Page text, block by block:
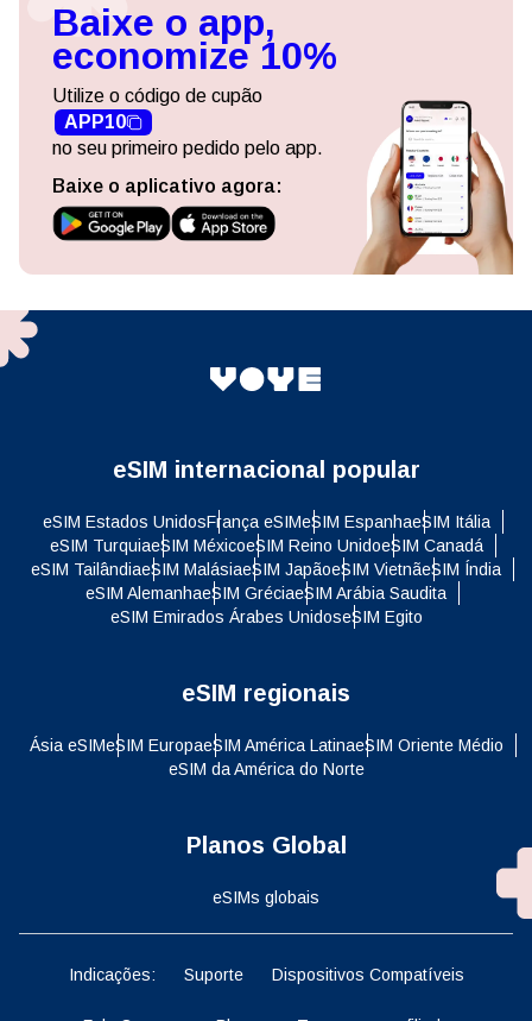
Baixe o app,
economize 10%
Utilize o código de cupão
APP10
no seu primeiro pedido pelo app.
Baixe o aplicativo agora:
eSIM internacional popular
eSIM Estados UnidosFrança eSIMeSIM EspanhaeSIM Itália
eSIM TurquiaeSIM MéxicoeSIM Reino UnidoeSIM Canadá
eSIM TailândiaeSIM MalásiaeSIM JapãoeSIM VietnãeSIM Índia
eSIM AlemanhaeSIM GréciaeSIM Arábia Saudita
eSIM Emirados Árabes UnidoseSIM Egito
eSIM regionais
Ásia eSIMeSIM EuropaeSIM América LatinaeSIM Oriente Médio
eSIM da América do Norte
Planos Global
eSIMs globais
Indicações: Suporte Dispositivos Compatíveis